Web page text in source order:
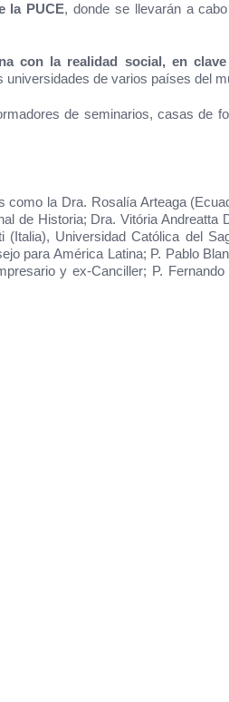
la PUCE, donde se llevarán a
con la realidad social, en
universidades de varios países del
de seminarios, casas de
la Dra. Rosalía Arteaga
de Historia; Dra. Vitória Andreatta
Universidad Católica del
para América Latina; P. Pablo
y ex-Canciller; P.